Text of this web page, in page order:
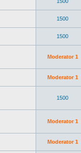
1500
1500
Moderator 1
Moderator 1
1500
Moderator 1
Moderator 1